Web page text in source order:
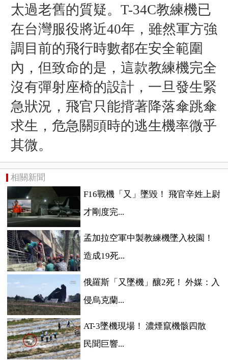
太過老舊的質疑。T-34C教練機已
在台灣服役將近40年，雖然軍方強
調目前的飛行時數都在安全範圍
內，但致命的是，這款教練機完全
沒有彈射座椅的設計，一旦發生緊
急狀況，飛官只能揹著降落傘跳傘
求生，危急關頭時的逃生機率微乎
其微。
相關新聞
F16戰機「又」墜毀！ 飛官辛姓上尉
才剛度完...
孟加拉空軍中製教練機墜入校園！
造成19死...
俄羅斯「又墜機」釀2死！ 外媒：入
侵烏克蘭...
AT-3墜機現場！ 濃煙竄機骸四散
民聞巨響...